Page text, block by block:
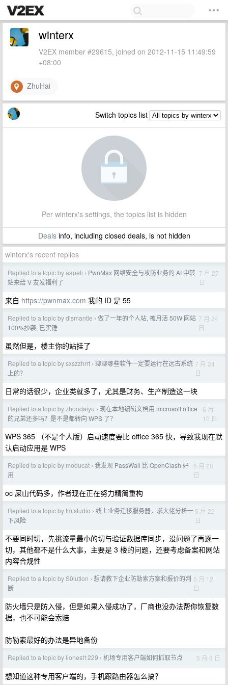
winterx
V2EX member #29615, joined on 2012-11-15 11:49:59
+08:00
ZhuHai
Switch topics list
Per winterx's settings, the topics list is hidden
Dealsinfo, including closed deals, is not hidden
winterx's recent replies
Replied to a topic by aapeli › PwnMax 网络安全与攻防业务的 AI 中转
站来给 V 友发福利了
7 月 27
日
来自 https://pwnmax.com 我的 ID 是 55
Replied to a topic by dismantle › 做了一年的个人站, 被月活 50W 网站
100%抄袭, 已实锤
7 月 24
日
虽然但是，楼主你的站挂了
Replied to a topic by sxszzhrrt › 聊聊哪些软件一定要运行在远古系统
上的？
7 月 24
日
日常的话很少，企业类就多了，尤其是财务、生产制造这一块
Replied to a topic by zhoudaiyu › 现在本地编辑文档用 microsoft office
的兄弟还多吗？是不是都转向 WPS 了？
6 月
10 日
WPS 365 （不是个人版）启动速度要比 office 365 快，导致我现在默
认启动应用是 WPS
Replied to a topic by moducat › 我发现 PassWall 比 OpenClash 好
用
5 月 28
日
oc 屎山代码多，作者现在正在努力精简重构
Replied to a topic by tmtstudio › 线上业务迁移服务器，求大佬分析一
下风险
5 月 22
日
不要同时切，先挑流量最小的切与验证数据库同步，没问题了再逐一
切，其他都不是什么大事，主要是 3 楼的问题，还要考虑备案和网站
内容合规性
Replied to a topic by S0lution › 想请教下企业防勒索方案和报价的判
断
5 月 12
日
防火墙只是防入侵，但是如果入侵成功了，厂商也没办法帮你恢复数
据，也不可能会索赔
防勒索最好的办法是异地备份
Replied to a topic by lionest1229 › 机场专用客户端如何抓取节点 5 月 6 日
想知道这种专用客户端的，手机跟路由器怎么搞？